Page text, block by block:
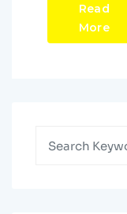
Read
More